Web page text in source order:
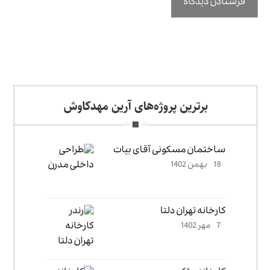
برترین پروژه‌های آرین مهدکاوش
ساختمان مسکونی آقای بیات
18 بهمن 1402
کارخانه تهران دلتا
7 مهر 1402